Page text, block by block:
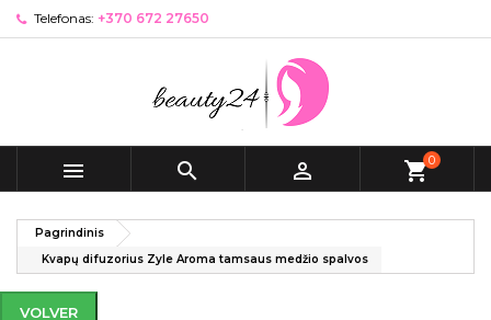
Telefonas: +370 672 27650
   shopping_cart0
Pagrindinis
Kvapų difuzorius Zyle Aroma tamsaus medžio spalvos
VOLVER